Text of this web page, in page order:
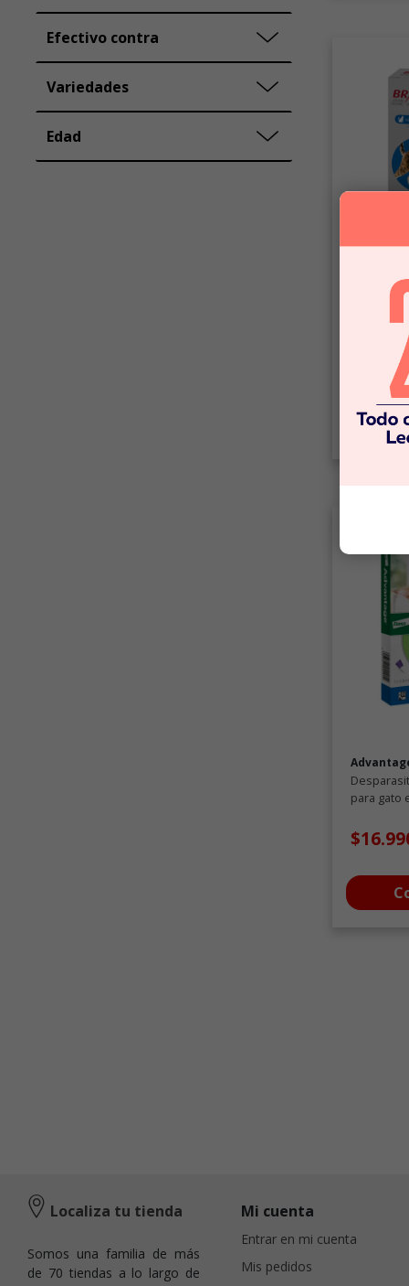
Efectivo contra
Variedades
Edad
Bravecto
Bravecto
para
para gato
Localiza tu tienda
Somos una familia de más
de 70 tiendas a lo largo de
Mi cuenta
Entrar en mi cuenta
Mis pedidos